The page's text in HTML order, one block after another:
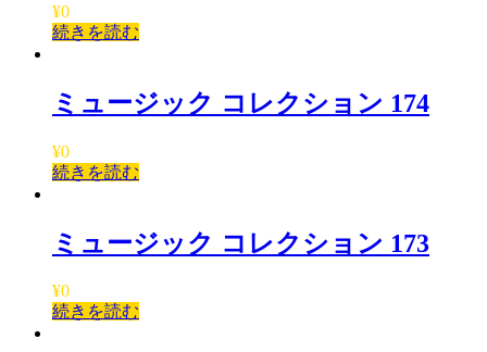
¥0
続きを読む
ミュージック コレクション 174
¥0
続きを読む
ミュージック コレクション 173
¥0
続きを読む